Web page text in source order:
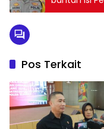
Media
Pos Terkait